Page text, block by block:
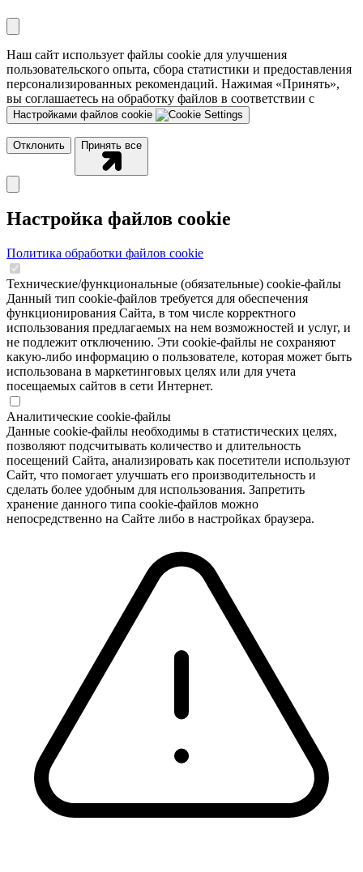
Наш сайт использует файлы cookie для улучшения
пользовательского опыта, сбора статистики и предоставления
персонализированных рекомендаций. Нажимая «Принять»,
вы соглашаетесь на обработку файлов в соответствии с
Настройками файлов cookie
Отклонить Принять все
Настройка файлов cookie
Политика обработки файлов cookie
Технические/функциональные (обязательные) cookie-файлы
Данный тип cookie-файлов требуется для обеспечения
функционирования Сайта, в том числе корректного
использования предлагаемых на нем возможностей и услуг, и
не подлежит отключению. Эти сookie-файлы не сохраняют
какую-либо информацию о пользователе, которая может быть
использована в маркетинговых целях или для учета
посещаемых сайтов в сети Интернет.
Аналитические cookie-файлы
Данные cookie-файлы необходимы в статистических целях,
позволяют подсчитывать количество и длительность
посещений Сайта, анализировать как посетители используют
Сайт, что помогает улучшать его производительность и
сделать более удобным для использования. Запретить
хранение данного типа cookie-файлов можно
непосредственно на Сайте либо в настройках браузера.